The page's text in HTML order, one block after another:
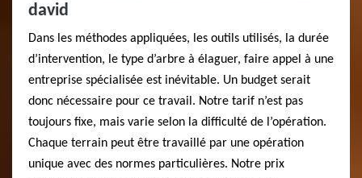
david
Dans les méthodes appliquées, les outils utilisés, la durée
d’intervention, le type d’arbre à élaguer, faire appel à une
entreprise spécialisée est inévitable. Un budget serait
donc nécessaire pour ce travail. Notre tarif n’est pas
toujours fixe, mais varie selon la difficulté de l’opération.
Chaque terrain peut être travaillé par une opération
unique avec des normes particulières. Notre prix